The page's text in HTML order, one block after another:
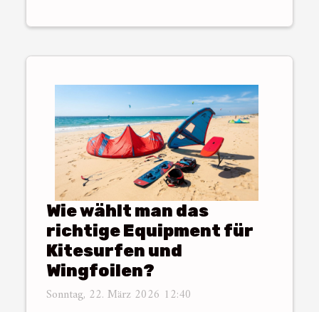
Wie wählt man das
richtige Equipment für
Kitesurfen und
Wingfoilen?
Sonntag, 22. März 2026 12:40